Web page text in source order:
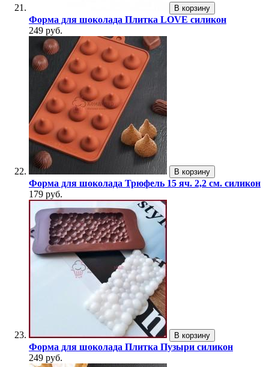
В корзину
Форма для шоколада Плитка LOVE силикон
249 руб.
В корзину
Форма для шоколада Трюфель 15 яч. 2,2 см. силикон
179 руб.
В корзину
Форма для шоколада Плитка Пузыри силикон
249 руб.